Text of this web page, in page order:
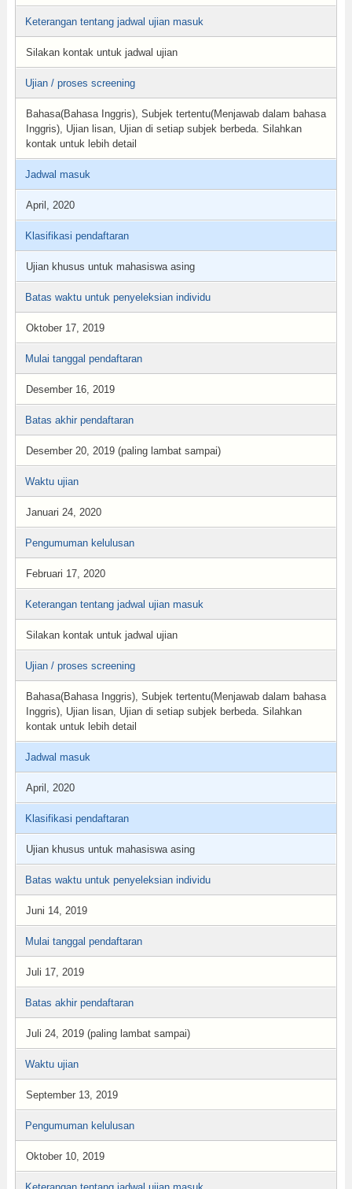
Keterangan tentang jadwal ujian masuk
Silakan kontak untuk jadwal ujian
Ujian / proses screening
Bahasa(Bahasa Inggris), Subjek tertentu(Menjawab dalam bahasa
Inggris), Ujian lisan, Ujian di setiap subjek berbeda. Silahkan
kontak untuk lebih detail
Jadwal masuk
April, 2020
Klasifikasi pendaftaran
Ujian khusus untuk mahasiswa asing
Batas waktu untuk penyeleksian individu
Oktober 17, 2019
Mulai tanggal pendaftaran
Desember 16, 2019
Batas akhir pendaftaran
Desember 20, 2019 (paling lambat sampai)
Waktu ujian
Januari 24, 2020
Pengumuman kelulusan
Februari 17, 2020
Keterangan tentang jadwal ujian masuk
Silakan kontak untuk jadwal ujian
Ujian / proses screening
Bahasa(Bahasa Inggris), Subjek tertentu(Menjawab dalam bahasa
Inggris), Ujian lisan, Ujian di setiap subjek berbeda. Silahkan
kontak untuk lebih detail
Jadwal masuk
April, 2020
Klasifikasi pendaftaran
Ujian khusus untuk mahasiswa asing
Batas waktu untuk penyeleksian individu
Juni 14, 2019
Mulai tanggal pendaftaran
Juli 17, 2019
Batas akhir pendaftaran
Juli 24, 2019 (paling lambat sampai)
Waktu ujian
September 13, 2019
Pengumuman kelulusan
Oktober 10, 2019